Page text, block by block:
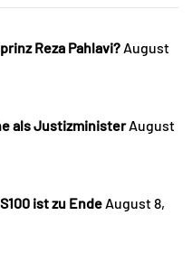
Reza Pahlavi? August
als Justizminister August
ist zu Ende August 8,